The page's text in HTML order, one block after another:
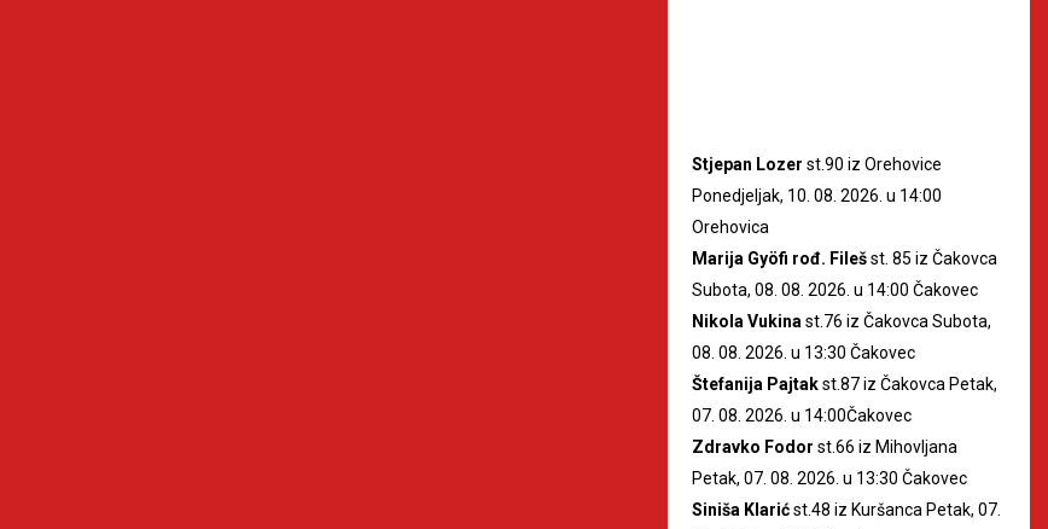
Stjepan Lozer st.90 iz Orehovice
Ponedjeljak, 10. 08. 2026. u 14:00
Orehovica
Marija Gyöfi rođ. Filešst. 85 iz Čakovca
Subota, 08. 08. 2026. u 14:00 Čakovec
Nikola Vukina st.76 iz Čakovca Subota,
08. 08. 2026. u 13:30 Čakovec
Štefanija Pajtakst.87 iz Čakovca Petak,
07. 08. 2026. u 14:00Čakovec
Zdravko Fodor st.66 iz Mihovljana
Petak, 07. 08. 2026. u 13:30 Čakovec
Siniša Klarićst.48 iz Kuršanca Petak, 07.